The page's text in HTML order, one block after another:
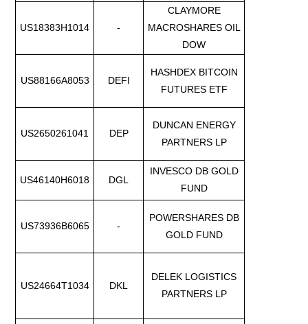
US18383H1014 -
CLAYMORE
MACROSHARES OIL
DOW
US88166A8053 DEFI
HASHDEX BITCOIN
FUTURES ETF
US2650261041 DEP
DUNCAN ENERGY
PARTNERS LP
US46140H6018 DGL
INVESCO DB GOLD
FUND
US73936B6065 -
POWERSHARES DB
GOLD FUND
US24664T1034 DKL
DELEK LOGISTICS
PARTNERS LP